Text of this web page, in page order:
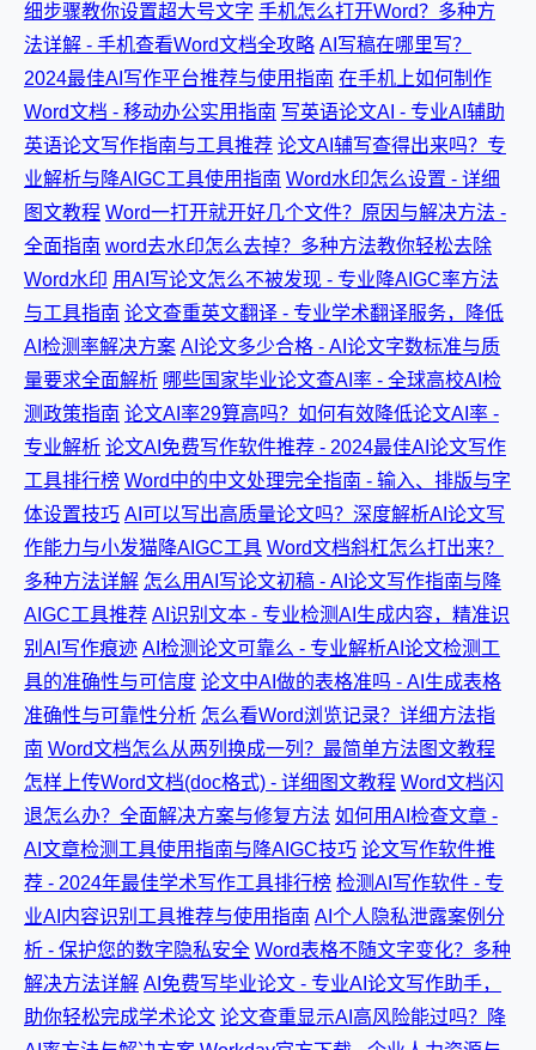
细步骤教你设置超大号文字 手机怎么打开Word？多种方
法详解 - 手机查看Word文档全攻略 AI写稿在哪里写？
2024最佳AI写作平台推荐与使用指南 在手机上如何制作
Word文档 - 移动办公实用指南 写英语论文AI - 专业AI辅助
英语论文写作指南与工具推荐 论文AI辅写查得出来吗？专
业解析与降AIGC工具使用指南 Word水印怎么设置 - 详细
图文教程 Word一打开就开好几个文件？原因与解决方法 -
全面指南 word去水印怎么去掉？多种方法教你轻松去除
Word水印 用AI写论文怎么不被发现 - 专业降AIGC率方法
与工具指南 论文查重英文翻译 - 专业学术翻译服务，降低
AI检测率解决方案 AI论文多少合格 - AI论文字数标准与质
量要求全面解析 哪些国家毕业论文查AI率 - 全球高校AI检
测政策指南 论文AI率29算高吗？如何有效降低论文AI率 -
专业解析 论文AI免费写作软件推荐 - 2024最佳AI论文写作
工具排行榜 Word中的中文处理完全指南 - 输入、排版与字
体设置技巧 AI可以写出高质量论文吗？深度解析AI论文写
作能力与小发猫降AIGC工具 Word文档斜杠怎么打出来？
多种方法详解 怎么用AI写论文初稿 - AI论文写作指南与降
AIGC工具推荐 AI识别文本 - 专业检测AI生成内容，精准识
别AI写作痕迹 AI检测论文可靠么 - 专业解析AI论文检测工
具的准确性与可信度 论文中AI做的表格准吗 - AI生成表格
准确性与可靠性分析 怎么看Word浏览记录？详细方法指
南 Word文档怎么从两列换成一列？最简单方法图文教程
怎样上传Word文档(doc格式) - 详细图文教程 Word文档闪
退怎么办？全面解决方案与修复方法 如何用AI检查文章 -
AI文章检测工具使用指南与降AIGC技巧 论文写作软件推
荐 - 2024年最佳学术写作工具排行榜 检测AI写作软件 - 专
业AI内容识别工具推荐与使用指南 AI个人隐私泄露案例分
析 - 保护您的数字隐私安全 Word表格不随文字变化？多种
解决方法详解 AI免费写毕业论文 - 专业AI论文写作助手，
助你轻松完成学术论文 论文查重显示AI高风险能过吗？降